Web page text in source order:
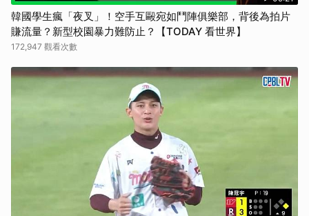
韓國學生瘋「夜叉」！空手互毆宛如鬥陣俱樂部，背後為拍片
賺流量？新型校園暴力難防止？【TODAY 看世界】
172,947 觀看次數